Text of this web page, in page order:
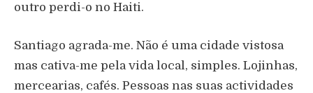
outro perdi-o no Haiti.
Santiago agrada-me. Não é uma cidade vistosa
mas cativa-me pela vida local, simples. Lojinhas,
mercearias, cafés. Pessoas nas suas actividades